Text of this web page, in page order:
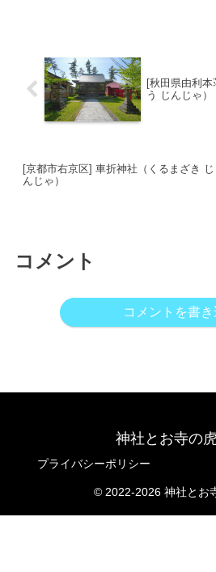
[秋田県由利
う じんじゃ）
[京都市右京区] 車折神社（くるまざき じ
んじゃ）
コメント
コメントを書き
神社とお寺の
プライバシーポリシー
© 2022-2026 神社とお